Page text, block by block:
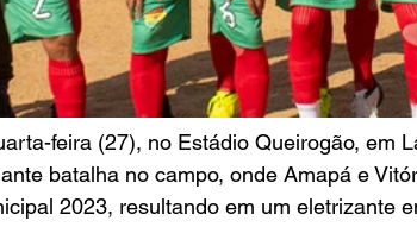
feira (27), no Estádio Queirogão, em
batalha no campo, onde Amapá e
2023, resultando em um eletrizante